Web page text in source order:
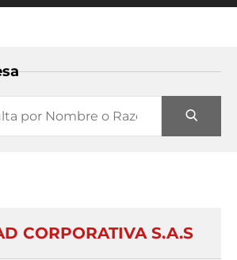
CORPORATIVA S.A.S